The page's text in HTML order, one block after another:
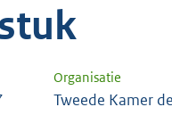
Organisatie
Tweede Kamer